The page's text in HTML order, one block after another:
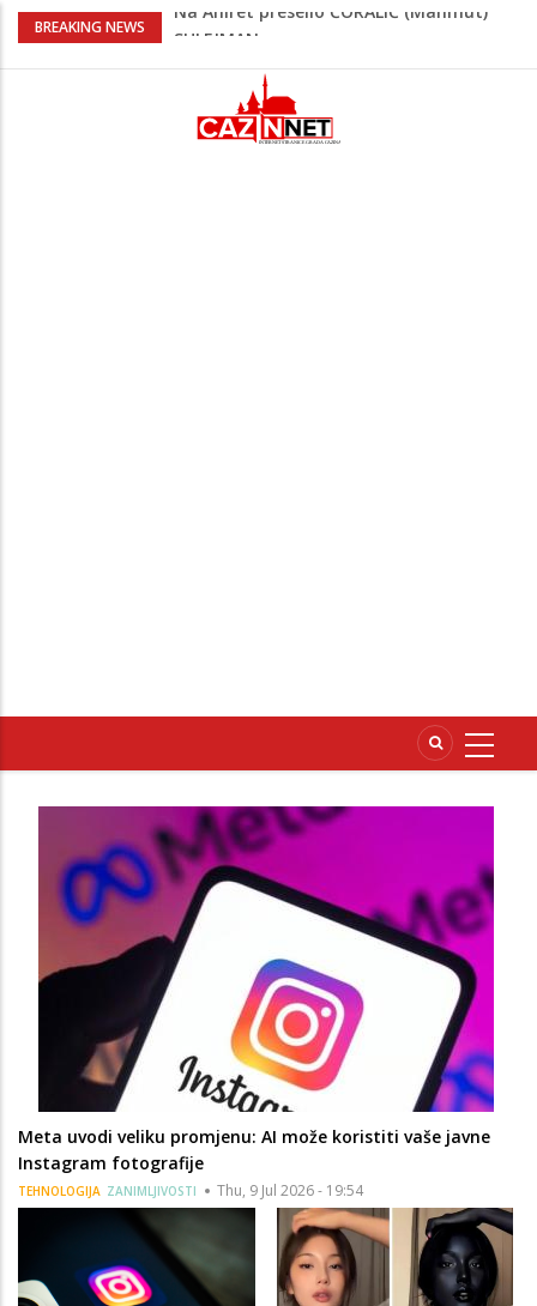
BREAKING NEWS
Kafa, umjetnost i Alajbegović: Juventus
Poznat termin dženaze NADAREVIĆ
Na Ahiret preselila SAMARDŽIĆ (rođ.
Meta uvodi veliku promjenu: AI može koristiti vaše javne
Instagram fotografije
TEHNOLOGIJA ZANIMLJIVOSTI Thu, 9 Jul 2026 - 19:54